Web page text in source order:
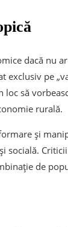
dacă nu
exclusiv pe
să
rurală.
și
socială.
de